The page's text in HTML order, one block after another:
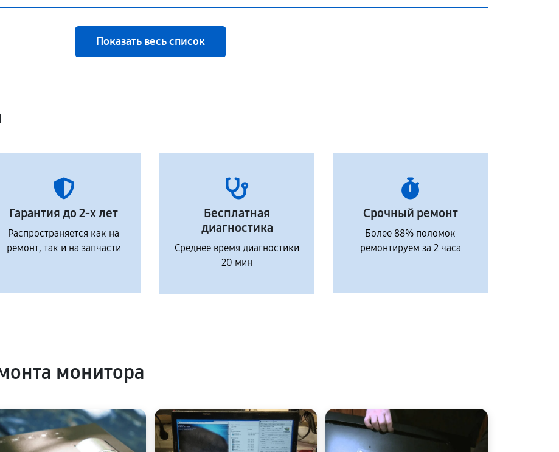
Показать весь список
Гарантия до 2-х лет
Распространяется как на
ремонт, так и на запчасти
Бесплатная
диагностика
Среднее время диагностики
20 мин
Срочный ремонт
Более 88% поломок
ремонтируем за 2 часа
монитора